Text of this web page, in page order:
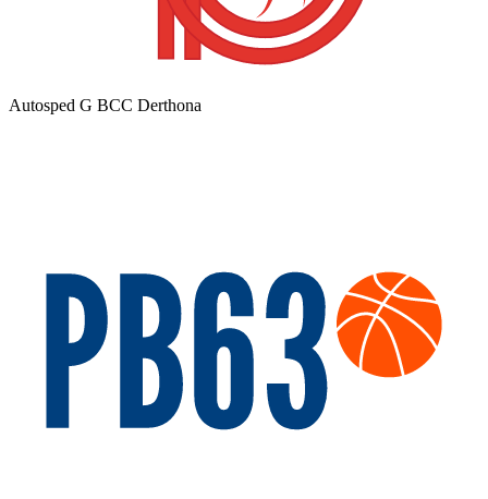
Autosped G BCC Derthona